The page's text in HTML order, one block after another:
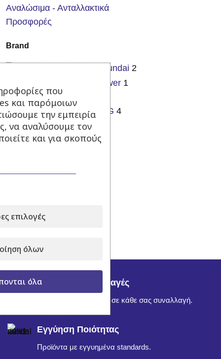
Αναλώσιμα - Ανταλλακτικά
Προσφορές
Brand
Hyundai 2
ITCPower 1
MiyakeMiyake
TMGTMG 4
Ασφαλείς Συναλλαγές
Απόλυτη εμπιστοσύνη σε κάθε σας συναλλαγή.
Εγγύηση Ποιότητας
Προϊόντα με εγγυημένα standards.
που
και παρόμοιων
την εμπειρία
να αναλύσουμε τον
και για σκοπούς
επιλογές
όλων
όλα